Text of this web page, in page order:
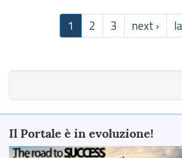
1 2 3 next ›
Il Portale è in evoluzione!